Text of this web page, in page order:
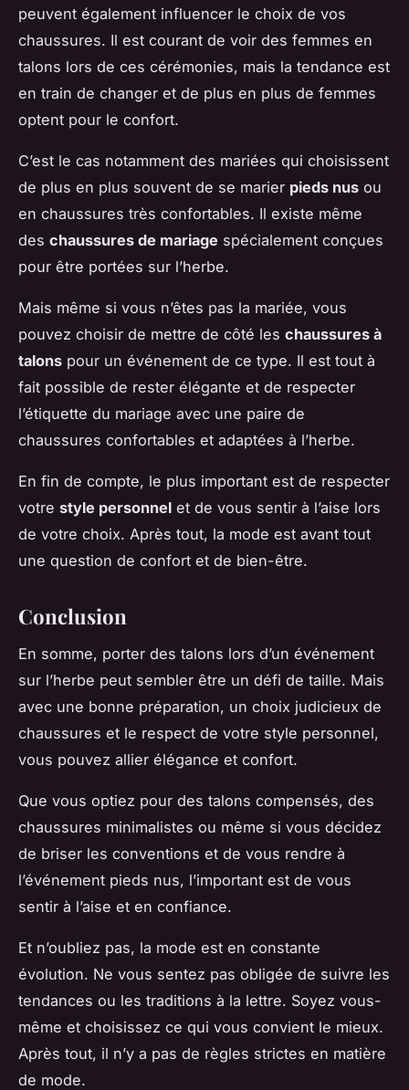
peuvent également influencer le choix de vos
chaussures. Il est courant de voir des femmes en
talons lors de ces cérémonies, mais la tendance est
en train de changer et de plus en plus de femmes
optent pour le confort.
C’est le cas notamment des mariées qui choisissent
de plus en plus souvent de se marier pieds nus ou
en chaussures très confortables. Il existe même
des chaussures de mariage spécialement conçues
pour être portées sur l’herbe.
Mais même si vous n’êtes pas la mariée, vous
pouvez choisir de mettre de côté les chaussures à
talons pour un événement de ce type. Il est tout à
fait possible de rester élégante et de respecter
l’étiquette du mariage avec une paire de
chaussures confortables et adaptées à l’herbe.
En fin de compte, le plus important est de respecter
votre style personnel et de vous sentir à l’aise lors
de votre choix. Après tout, la mode est avant tout
une question de confort et de bien-être.
Conclusion
En somme, porter des talons lors d’un événement
sur l’herbe peut sembler être un défi de taille. Mais
avec une bonne préparation, un choix judicieux de
chaussures et le respect de votre style personnel,
vous pouvez allier élégance et confort.
Que vous optiez pour des talons compensés, des
chaussures minimalistes ou même si vous décidez
de briser les conventions et de vous rendre à
l’événement pieds nus, l’important est de vous
sentir à l’aise et en confiance.
Et n’oubliez pas, la mode est en constante
évolution. Ne vous sentez pas obligée de suivre les
tendances ou les traditions à la lettre. Soyez vous-
même et choisissez ce qui vous convient le mieux.
Après tout, il n’y a pas de règles strictes en matière
de mode.